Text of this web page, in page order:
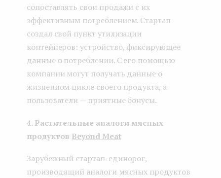
сопоставлять свои продажи с их
эффективным потреблением. Стартап
создал свой пункт утилизации
контейнеров: устройство, фиксирующее
данные о потреблении. С его помощью
компании могут получать данные о
жизненном цикле своего продукта, а
пользователи — приятные бонусы.
4. Растительные аналоги мясных
продуктов Beyond Meat
Зарубежный стартап-единорог,
производящий аналоги мясных продуктов